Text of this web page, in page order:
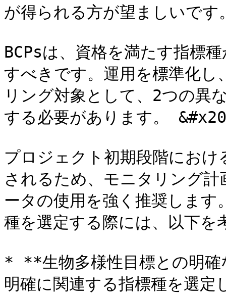
が得られる方が望ましいです
BCPsは、資格を満たす指標
すべきです。運用を標準化し
リング対象として、2つの異
する必要があります。
プロジェクト初期段階にお
されるため、モニタリング
ータの使用を強く推奨しま
種を選定する際には、以下を
* **生物多様性目標との明確
明確に関連する指標種を選定